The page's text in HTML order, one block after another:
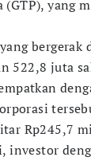
yang
522,8 juta
Rp245,7
investor